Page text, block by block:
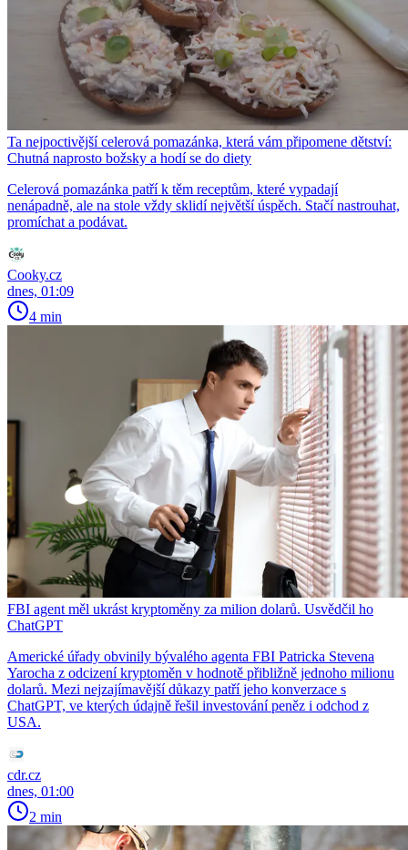
Ta nejpoctivější celerová pomazánka, která vám připomene dětství:
Chutná naprosto božsky a hodí se do diety
Celerová pomazánka patří k těm receptům, které vypadají
nenápadně, ale na stole vždy sklidí největší úspěch. Stačí nastrouhat,
promíchat a podávat.
Cooky.cz
dnes, 01:09
4 min
FBI agent měl ukrást kryptoměny za milion dolarů. Usvědčil ho
ChatGPT
Americké úřady obvinily bývalého agenta FBI Patricka Stevena
Yarocha z odcizení kryptoměn v hodnotě přibližně jednoho milionu
dolarů. Mezi nejzajímavější důkazy patří jeho konverzace s
ChatGPT, ve kterých údajně řešil investování peněz i odchod z
USA.
cdr.cz
dnes, 01:00
2 min